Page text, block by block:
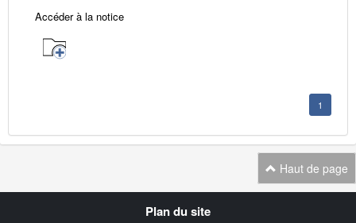
Accéder à la notice
1
Haut de page
Plan du site